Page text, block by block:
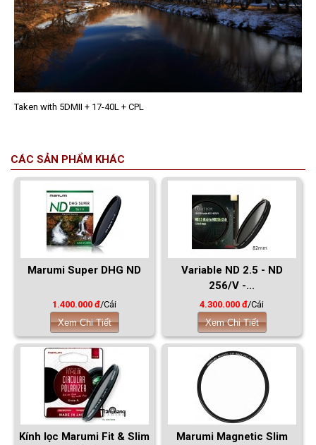
Taken with 5DMII + 17-40L + CPL
CÁC SẢN PHẨM KHÁC
Marumi Super DHG ND
1.400.000 đ/Cái
Xem Chi Tiết
Variable ND 2.5 - ND
256/V -...
4.300.000 đ/Cái
Xem Chi Tiết
Kính lọc Marumi Fit & Slim
Marumi Magnetic Slim